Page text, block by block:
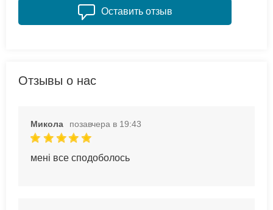
Оставить отзыв
Отзывы о нас
Микола позавчера в 19:43
мені все сподоболось